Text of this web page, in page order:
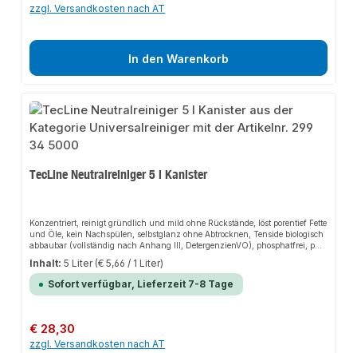
zzgl. Versandkosten nach AT
In den Warenkorb
TecLine Neutralreiniger 5 l Kanister
Konzentriert, reinigt gründlich und mild ohne Rückstände, löst porentief Fette
und Öle, kein Nachspülen, selbstglanz ohne Abtrocknen, Tenside biologisch
abbaubar (vollständig nach Anhang III, DetergenzienVO), phosphatfrei, pH-
neutral.VerarbeitungsvorteileHohes Schmutztrage- und Fettlösevermögen,
einfache Verarbeitung.AnwendungsbereicheFür alle Flächen, die mit Wasser
gereinigt werden, z.B. Fußböden, Fliesen, Türen, Fensterrahmen,
Kunststoffflächen und Geräte, zum manuellen Geschirrspülen geeignet.
Inhalt:5 Liter (€ 5,66 / 1 Liter)
Sofort verfügbar, Lieferzeit 7-8 Tage
Regulärer Preis:
€ 28,30
zzgl. Versandkosten nach AT